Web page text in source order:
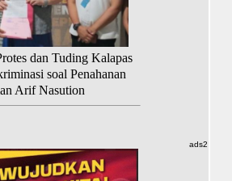
dan Tuding Kalapas
soal Penahanan
Arif Nasution
ads2